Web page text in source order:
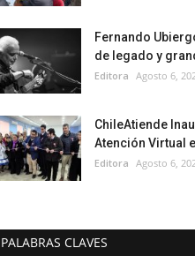
Fernando
de legado y
Editora Agosto 6,
ChileAtiende
Atención Virtual
Editora Agosto 6,
PALABRAS CLAVES